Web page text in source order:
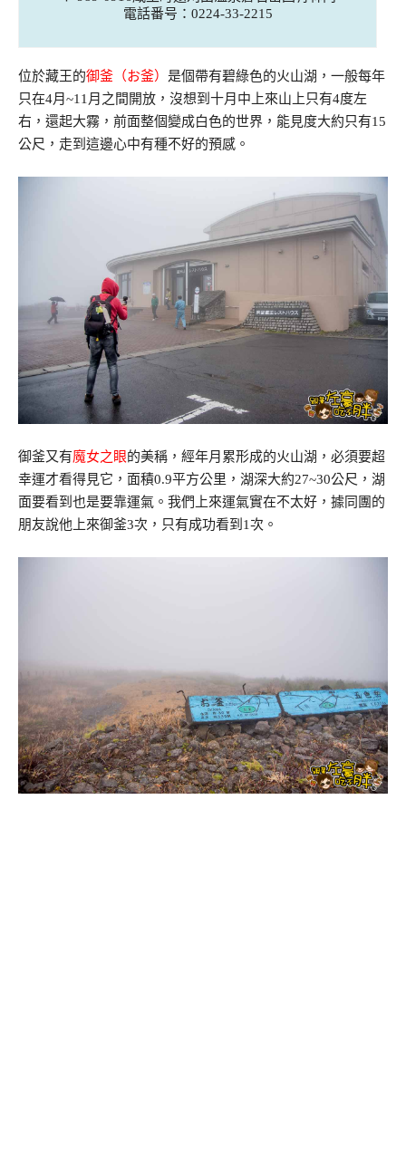
電話番号：0224-33-2215
位於藏王的御釜（お釜） 是個帶有碧綠色的火山湖，一般每年
只在4月~11月之間開放，沒想到十月中上來山上只有4度左
右，還起大霧，前面整個變成白色的世界，能見度大約只有15
公尺，走到這邊心中有種不好的預感。
御釜又有魔女之眼的美稱，經年月累形成的火山湖，必須要超
幸運才看得見它，面積0.9平方公里，湖深大約27~30公尺，湖
面要看到也是要靠運氣。我們上來運氣實在不太好，據同團的
朋友說他上來御釜3次，只有成功看到1次。